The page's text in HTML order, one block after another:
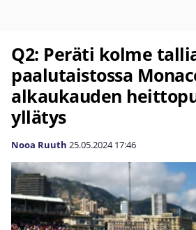
Q2: Peräti kolme
paalutaistossa
alkaukauden
yllätys
Nooa Ruuth 25.05.2024 17:46